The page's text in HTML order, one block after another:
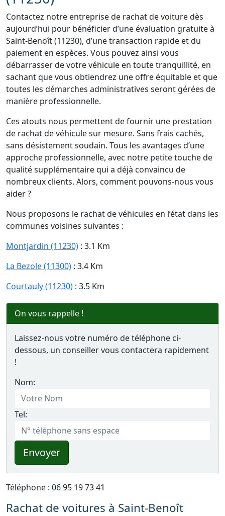
Contactez notre entreprise de rachat de voiture dès
aujourd’hui pour bénéficier d’une évaluation gratuite à
Saint-Benoît (11230), d’une transaction rapide et du
paiement en espèces. Vous pouvez ainsi vous
débarrasser de votre véhicule en toute tranquillité, en
sachant que vous obtiendrez une offre équitable et que
toutes les démarches administratives seront gérées de
manière professionnelle.
Ces atouts nous permettent de fournir une prestation
de rachat de véhicule sur mesure. Sans frais cachés,
sans désistement soudain. Tous les avantages d’une
approche professionnelle, avec notre petite touche de
qualité supplémentaire qui a déjà convaincu de
nombreux clients. Alors, comment pouvons-nous vous
aider ?
Nous proposons le rachat de véhicules en l’état dans les
communes voisines suivantes :
Montjardin (11230) : 3.1 Km
La Bezole (11300) : 3.4 Km
Courtauly (11230) : 3.5 Km
On vous rappelle !
Laissez-nous votre numéro de téléphone ci-
dessous, un conseiller vous contactera rapidement
!
Nom:
Tel:
Envoyer
Téléphone : 06 95 19 73 41
Rachat de voitures à Saint-Benoît